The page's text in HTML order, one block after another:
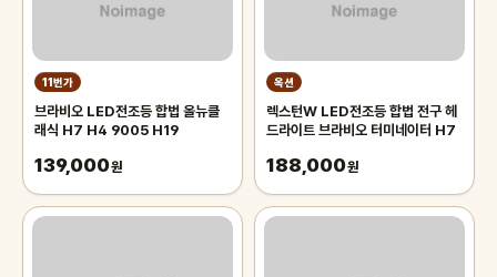
11번가
브라비오 LED전조등 합법 올뉴클
래식 H7 H4 9005 H19
139,000원
옥션
렉스턴W LED전조등 합법 전구 헤
드라이트 브라비오 터미네이터 H7
188,000원